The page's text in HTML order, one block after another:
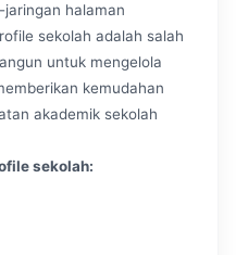
halaman
sekolah adalah salah
untuk mengelola
kemudahan
akademik sekolah
sekolah: